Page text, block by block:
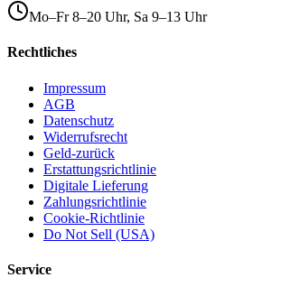
Mo–Fr 8–20 Uhr, Sa 9–13 Uhr
Rechtliches
Impressum
AGB
Datenschutz
Widerrufsrecht
Geld-zurück
Erstattungsrichtlinie
Digitale Lieferung
Zahlungsrichtlinie
Cookie-Richtlinie
Do Not Sell (USA)
Service